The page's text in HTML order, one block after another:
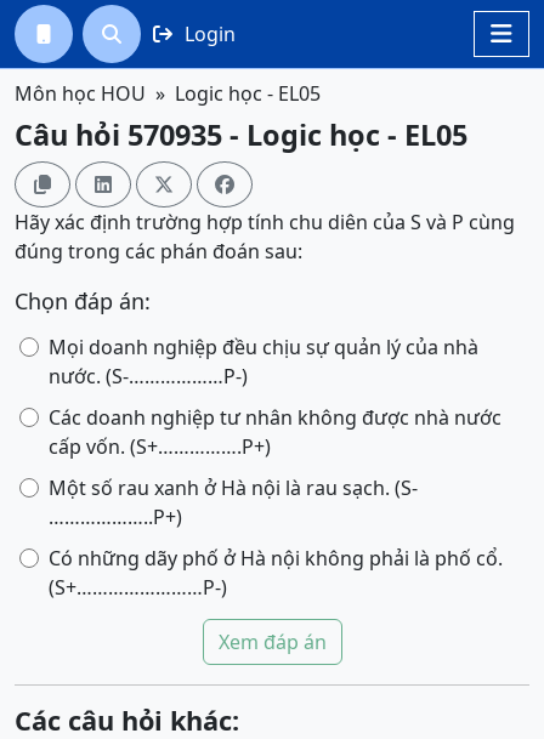

  Login
Môn học HOU Logic học - EL05
Câu hỏi 570935 - Logic học - EL05
   
Hãy xác định trường hợp tính chu diên của S và P cùng
đúng trong các phán đoán sau:
Chọn đáp án:
Mọi doanh nghiệp đều chịu sự quản lý của nhà
nước. (S-………………P-)
Các doanh nghiệp tư nhân không được nhà nước
cấp vốn. (S+…………….P+)
Một số rau xanh ở Hà nội là rau sạch. (S-
………………..P+)
Có những dãy phố ở Hà nội không phải là phố cổ.
(S+……………………P-)
Xem đáp án
Các câu hỏi khác: